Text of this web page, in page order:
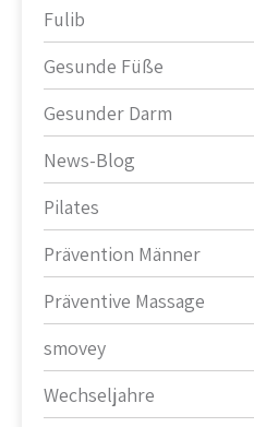
Fulib
Gesunde Füße
Gesunder Darm
News-Blog
Pilates
Prävention Männer
Präventive Massage
smovey
Wechseljahre